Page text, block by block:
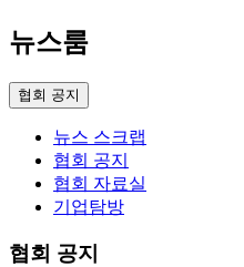
뉴스룸
협회 공지
뉴스 스크랩
협회 공지
협회 자료실
기업탐방
협회 공지